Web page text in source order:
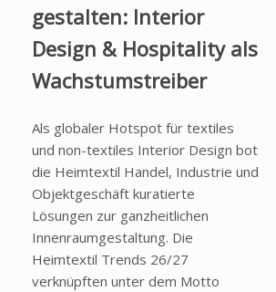
gestalten: Interior
Design & Hospitality als
Wachstumstreiber
Als globaler Hotspot für textiles
und non-textiles Interior Design bot
die Heimtextil Handel, Industrie und
Objektgeschäft kuratierte
Lösungen zur ganzheitlichen
Innenraumgestaltung. Die
Heimtextil Trends 26/27
verknüpften unter dem Motto